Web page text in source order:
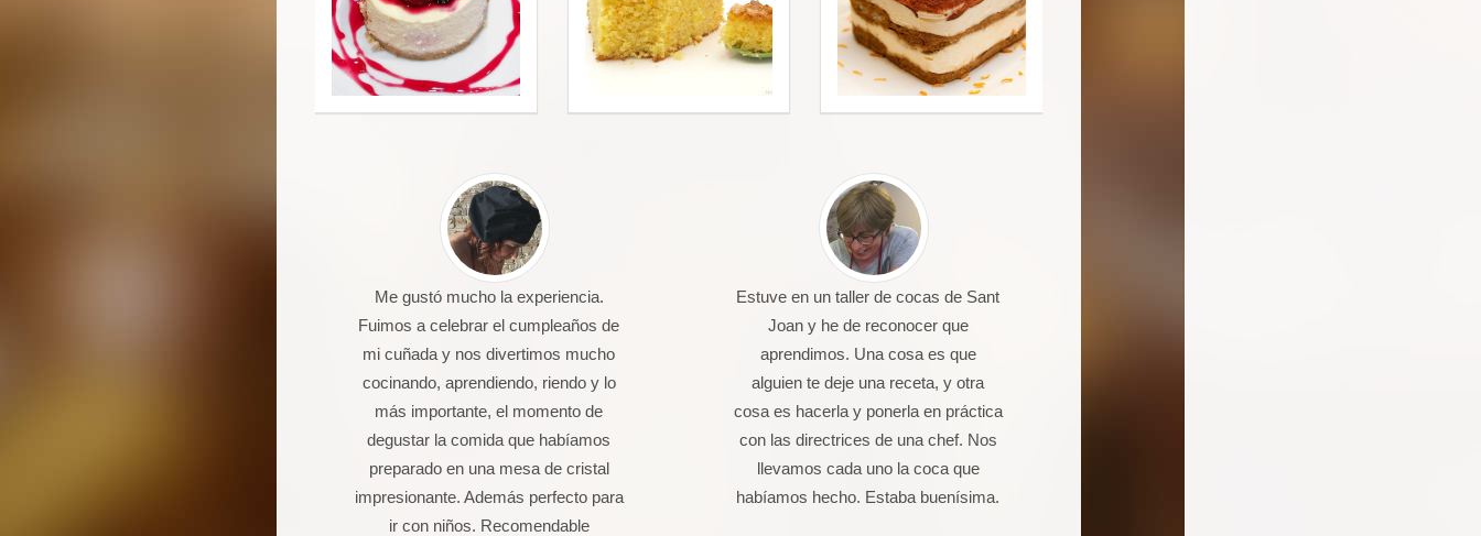
Me gustó mucho la experiencia.
Fuimos a celebrar el cumpleaños de
mi cuñada y nos divertimos mucho
cocinando, aprendiendo, riendo y lo
más importante, el momento de
degustar la comida que habíamos
preparado en una mesa de cristal
impresionante. Además perfecto para
ir con niños. Recomendable
Estuve en un taller de cocas de Sant
Joan y he de reconocer que
aprendimos. Una cosa es que
alguien te deje una receta, y otra
cosa es hacerla y ponerla en práctica
con las directrices de una chef. Nos
llevamos cada uno la coca que
habíamos hecho. Estaba buenísima.